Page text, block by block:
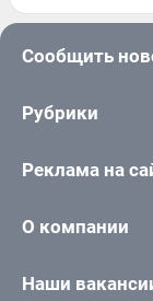
Сообщить
Рубрики
Реклама на
О компании
Наши